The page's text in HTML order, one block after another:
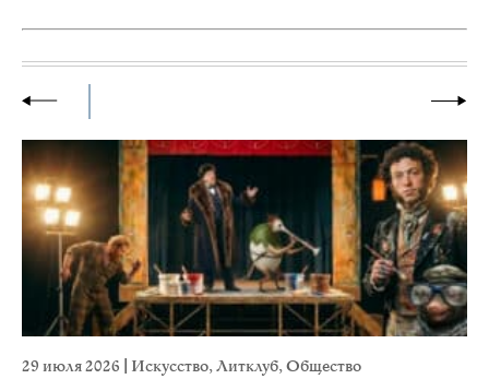
29 июля 2026 Искусство,Литклуб,Общество